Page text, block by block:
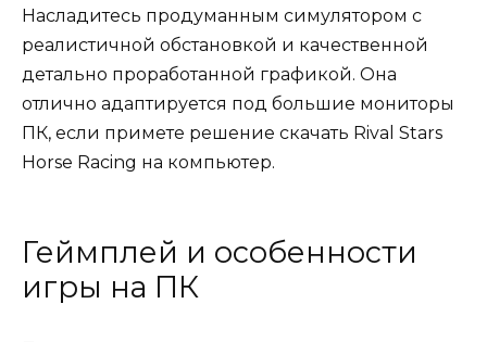
Насладитесь продуманным симулятором с
реалистичной обстановкой и качественной
детально проработанной графикой. Она
отлично адаптируется под большие мониторы
ПК, если примете решение скачать Rival Stars
Horse Racing на компьютер.
Геймплей и особенности
игры на ПК